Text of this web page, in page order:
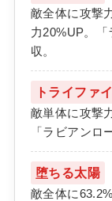
敵全体に攻撃
力20%UP。
収。
トライファ
敵単体に攻撃
「ラビアンロ
堕ちる太陽
敵全体に